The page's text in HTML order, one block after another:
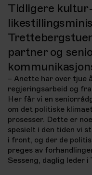
Tidligere
partner og
– Anette har over
regjeringsarbeid og
Her får vi en
om det politiske
prosesser. Dette er
spesielt i den tiden vi
i front, og der de
preges av
Sesseng, daglig leder i